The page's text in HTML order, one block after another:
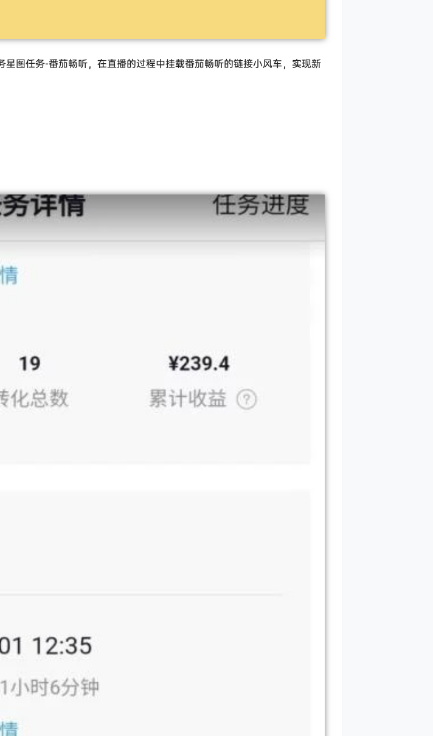
图任务-番茄畅听，在直播的过程中挂载番茄畅听的链接小风车，实现新